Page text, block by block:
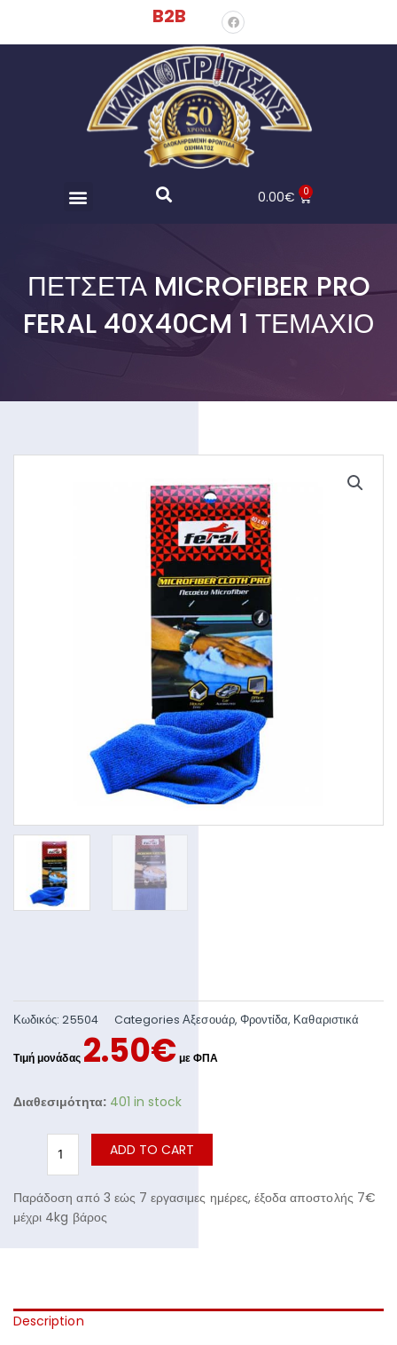
B2B
0.00€ 0
ΠΕΤΣΈΤΑ MICROFIBER PRO
FERAL 40X40CM 1 ΤΕΜΆΧΙΟ
Κωδικός:25504 Categories Αξεσουάρ, Φροντίδα, Καθαριστικά
2.50€
Διαθεσιμότητα: 401 in stock
ADD TO CART
Παράδοση από 3 εώς 7 εργασιμες ημέρες, έξοδα αποστολής 7€
μέχρι 4kg βάρος
Description